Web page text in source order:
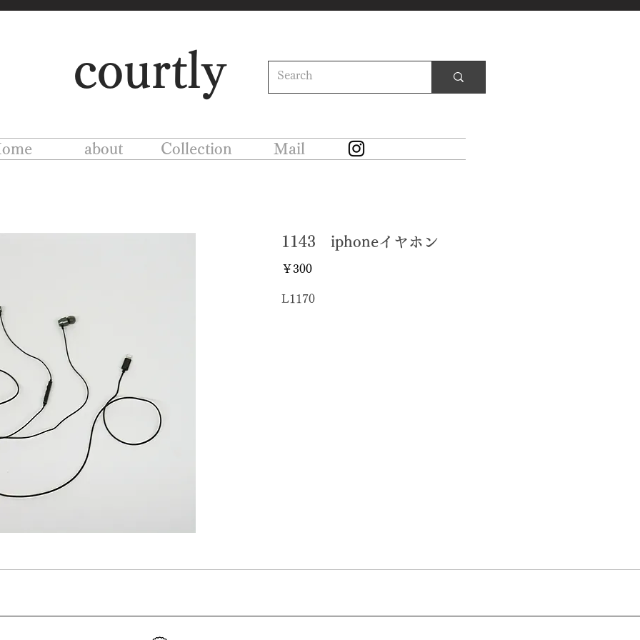
courtly
about Collection Mail
1143 iphoneイヤホン
￥300価
L1170